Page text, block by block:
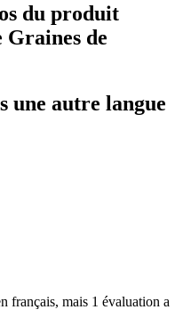
du produit
de
une autre langue
français, mais 1 évaluation a